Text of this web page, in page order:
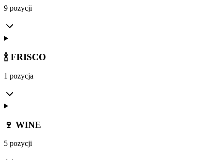
9 pozycji
🍾 FRISCO
1 pozycja
🍷 WINE
5 pozycji